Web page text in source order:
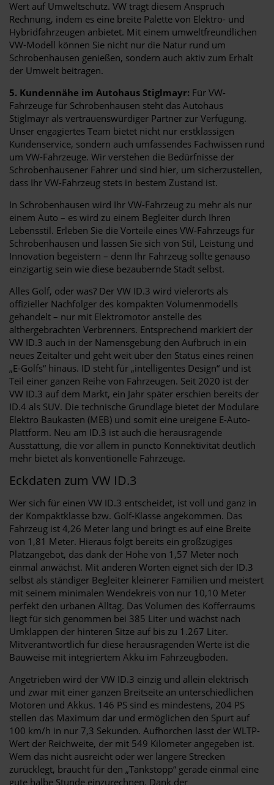
Wert auf Umweltschutz. VW trägt diesem Anspruch
Rechnung, indem es eine breite Palette von Elektro- und
Hybridfahrzeugen anbietet. Mit einem umweltfreundlichen
VW-Modell können Sie nicht nur die Natur rund um
Schrobenhausen genießen, sondern auch aktiv zum Erhalt
der Umwelt beitragen.
5. Kundennähe im Autohaus Stiglmayr: Für VW-
Fahrzeuge für Schrobenhausen steht das Autohaus
Stiglmayr als vertrauenswürdiger Partner zur Verfügung.
Unser engagiertes Team bietet nicht nur erstklassigen
Kundenservice, sondern auch umfassendes Fachwissen rund
um VW-Fahrzeuge. Wir verstehen die Bedürfnisse der
Schrobenhausener Fahrer und sind hier, um sicherzustellen,
dass Ihr VW-Fahrzeug stets in bestem Zustand ist.
In Schrobenhausen wird Ihr VW-Fahrzeug zu mehr als nur
einem Auto – es wird zu einem Begleiter durch Ihren
Lebensstil. Erleben Sie die Vorteile eines VW-Fahrzeugs für
Schrobenhausen und lassen Sie sich von Stil, Leistung und
Innovation begeistern – denn Ihr Fahrzeug sollte genauso
einzigartig sein wie diese bezaubernde Stadt selbst.
Alles Golf, oder was? Der VW ID.3 wird vielerorts als
offizieller Nachfolger des kompakten Volumenmodells
gehandelt – nur mit Elektromotor anstelle des
althergebrachten Verbrenners. Entsprechend markiert der
VW ID.3 auch in der Namensgebung den Aufbruch in ein
neues Zeitalter und geht weit über den Status eines reinen
„E-Golfs“ hinaus. ID steht für „intelligentes Design“ und ist
Teil einer ganzen Reihe von Fahrzeugen. Seit 2020 ist der
VW ID.3 auf dem Markt, ein Jahr später erschien bereits der
ID.4 als SUV. Die technische Grundlage bietet der Modulare
Elektro Baukasten (MEB) und somit eine ureigene E-Auto-
Plattform. Neu am ID.3 ist auch die herausragende
Ausstattung, die vor allem in puncto Konnektivität deutlich
mehr bietet als konventionelle Fahrzeuge.
Eckdaten zum VW ID.3
Wer sich für einen VW ID.3 entscheidet, ist voll und ganz in
der Kompaktklasse bzw. Golf-Klasse angekommen. Das
Fahrzeug ist 4,26 Meter lang und bringt es auf eine Breite
von 1,81 Meter. Hieraus folgt bereits ein großzügiges
Platzangebot, das dank der Höhe von 1,57 Meter noch
einmal anwächst. Mit anderen Worten eignet sich der ID.3
selbst als ständiger Begleiter kleinerer Familien und meistert
mit seinem minimalen Wendekreis von nur 10,10 Meter
perfekt den urbanen Alltag. Das Volumen des Kofferraums
liegt für sich genommen bei 385 Liter und wächst nach
Umklappen der hinteren Sitze auf bis zu 1.267 Liter.
Mitverantwortlich für diese herausragenden Werte ist die
Bauweise mit integriertem Akku im Fahrzeugboden.
Angetrieben wird der VW ID.3 einzig und allein elektrisch
und zwar mit einer ganzen Breitseite an unterschiedlichen
Motoren und Akkus. 146 PS sind es mindestens, 204 PS
stellen das Maximum dar und ermöglichen den Spurt auf
100 km/h in nur 7,3 Sekunden. Aufhorchen lässt der WLTP-
Wert der Reichweite, der mit 549 Kilometer angegeben ist.
Wem das nicht ausreicht oder wer längere Strecken
zurücklegt, braucht für den „Tankstopp“ gerade einmal eine
gute halbe Stunde einzurechnen. Dank der